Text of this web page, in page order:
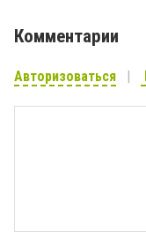
Комментарии
Авторизоваться